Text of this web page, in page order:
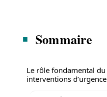
Sommaire
Le rôle fondamental
interventions d’urgence